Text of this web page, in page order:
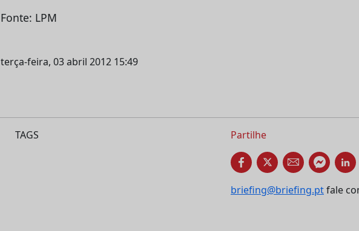
Fonte: LPM
terça-feira, 03 abril 2012 15:49
TAGS Partilhe
briefing@briefing.ptfale